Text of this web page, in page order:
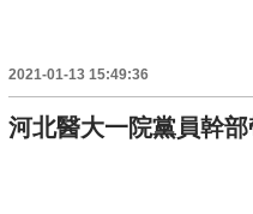
2021-01-13 15:49:36
河北醫大一院黨員幹